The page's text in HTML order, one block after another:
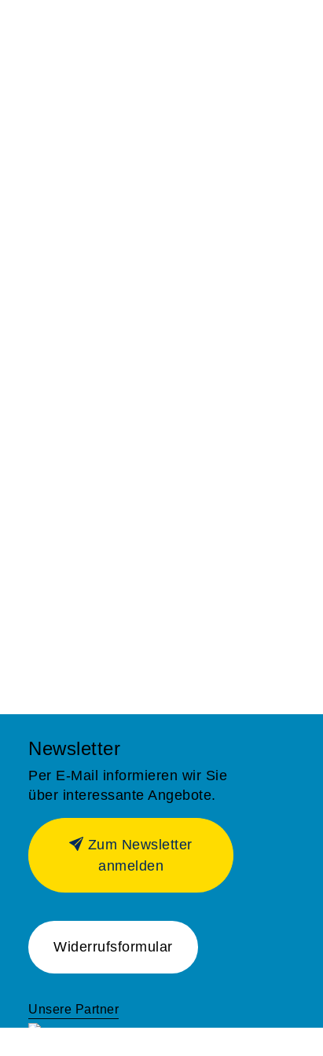
Newsletter
Per E-Mail informieren wir Sie
über interessante Angebote.
Zum Newsletter
anmelden
Widerrufsformular
Unsere Partner